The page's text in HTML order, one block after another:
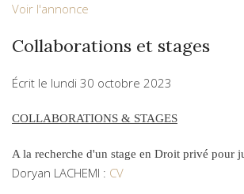
Voir l'annonce
Collaborations et stages
Écrit le lundi 30 octobre 2023
COLLABORATIONS & STAGES
A la recherche d'un stage en Droit privé pour
Doryan LACHEMI : CV